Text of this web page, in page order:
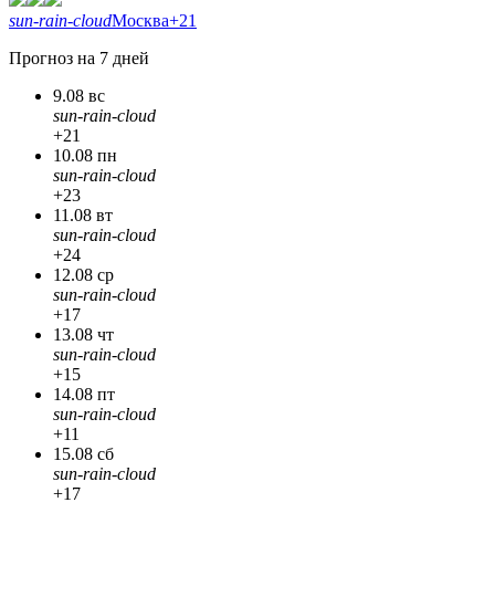
sun-rain-cloudМосква+21
Прогноз на 7 дней
9.08 вс
sun-rain-cloud
+21
10.08 пн
sun-rain-cloud
+23
11.08 вт
sun-rain-cloud
+24
12.08 ср
sun-rain-cloud
+17
13.08 чт
sun-rain-cloud
+15
14.08 пт
sun-rain-cloud
+11
15.08 сб
sun-rain-cloud
+17